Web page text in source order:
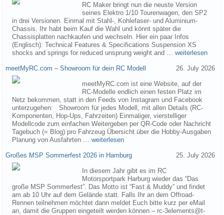
RC Maker bringt nun die neuste Version
seines Elektro 1/10 Tourenwagen, den SP2
in drei Versionen. Einmal mit Stahl-, Kohlefaser- und Aluminium-
Chassis. Ihr habt beim Kauf die Wahl und könnt später die
Chassisplatten nachkaufen und wechseln. Hier ein paar Infos
(Englisch): Technical Features & Specifications Suspension XS
shocks and springs for reduced unsprung weight and … weiterlesen
meetMyRC.com – Showroom für dein RC Modell 26. July 2026
meetMyRC.com ist eine Website, auf der
RC-Modelle endlich einen festen Platz im
Netz bekommen, statt in den Feeds von Instagram und Facebook
unterzugehen: Showroom für jedes Modell, mit allen Details (RC-
Komponenten, Hop-Ups, Fahrzeiten) Einmaliger, vierstelliger
Modellcode zum einfachen Weitergeben per QR-Code oder Nachricht
Tagebuch (= Blog) pro Fahrzeug Übersicht über die Hobby-Ausgaben
Planung von Ausfahrten … weiterlesen
Großes MSP Sommerfest 2026 in Hamburg 25. July 2026
In diesem Jahr gibt es im RC
Motorsportpark Harburg wieder das “Das
große MSP Sommerfest”. Das Motto ist “Fast & Muddy” und findet
am ab 10 Uhr auf dem Gelände statt. Falls Ihr an dem Offroad-
Rennen teilnehmen möchtet dann meldet Euch bitte kurz per eMail
an, damit die Gruppen eingeteilt werden können – rc-3elements@t-